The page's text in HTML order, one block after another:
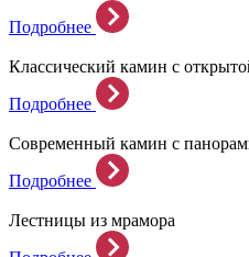
Подробнее
Классический камин с
Подробнее
Современный камин с
Подробнее
Лестницы из мрамора